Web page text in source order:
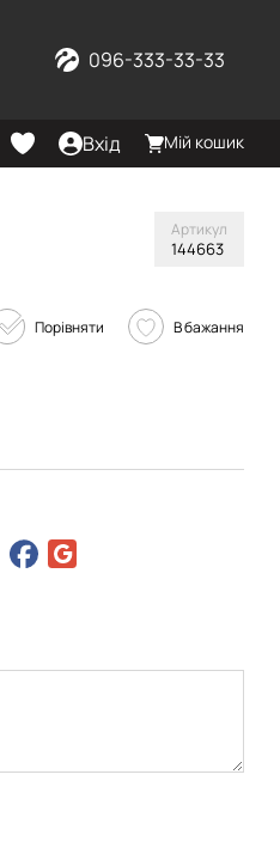
096-333-33-33
Вхід Мій кошик
Артикул
144663
Порівняти В бажання